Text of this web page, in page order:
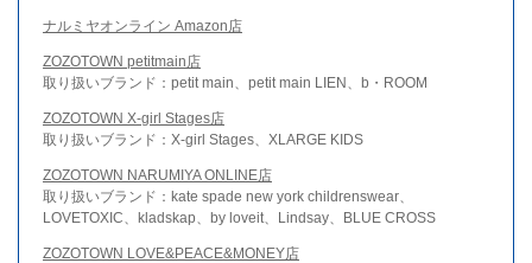
ナルミヤオンライン Amazon店
ZOZOTOWN petitmain店
取り扱いブランド：petit main、petit main LIEN、b・ROOM
ZOZOTOWN X-girl Stages店
取り扱いブランド：X-girl Stages、XLARGE KIDS
ZOZOTOWN NARUMIYA ONLINE店
取り扱いブランド：kate spade new york childrenswear、
LOVETOXIC、kladskap、by loveit、Lindsay、BLUE CROSS
ZOZOTOWN LOVE&PEACE&MONEY店